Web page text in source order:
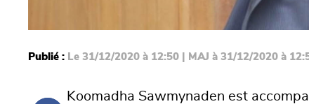
Publié : Le 31/12/2020 à 12:50 | MAJ à 31/12/2020 à
Koomadha Sawmynaden est